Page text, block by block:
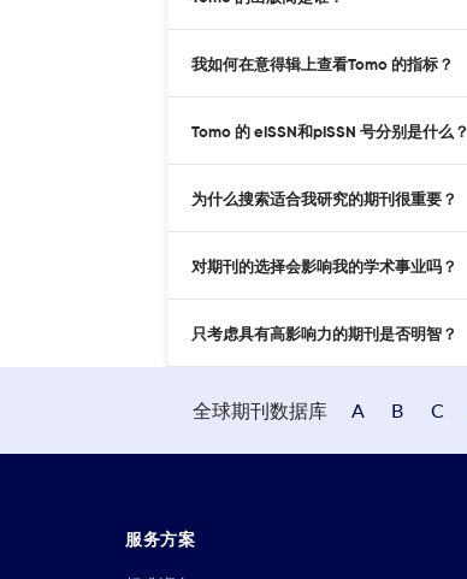
我如何在意得辑上查看Tomo 的指标？
Tomo 的 eISSN和pISSN 号分别是什么？
为什么搜索适合我研究的期刊很重要？
对期刊的选择会影响我的学术事业吗？
只考虑具有高影响力的期刊是否明智？
全球期刊数据库 A B C